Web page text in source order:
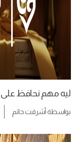
ليه مهم نحافظ على
بواسطةأشرقت حاتم